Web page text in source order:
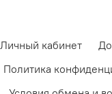
Личный кабинет
Политика